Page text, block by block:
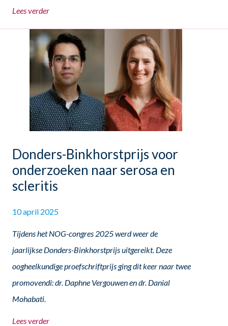
Lees verder
Donders-Binkhorstprijs voor
onderzoeken naar serosa en
scleritis
10 april 2025
Tijdens het NOG-congres 2025 werd weer de
jaarlijkse Donders-Binkhorstprijs uitgereikt. Deze
oogheelkundige proefschriftprijs ging dit keer naar twee
promovendi: dr. Daphne Vergouwen en dr. Danial
Mohabati.
Lees verder